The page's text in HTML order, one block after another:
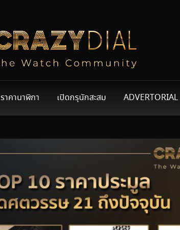
ราคานาฬิกา เปิดกรุนักสะสม ADVERTORIAL